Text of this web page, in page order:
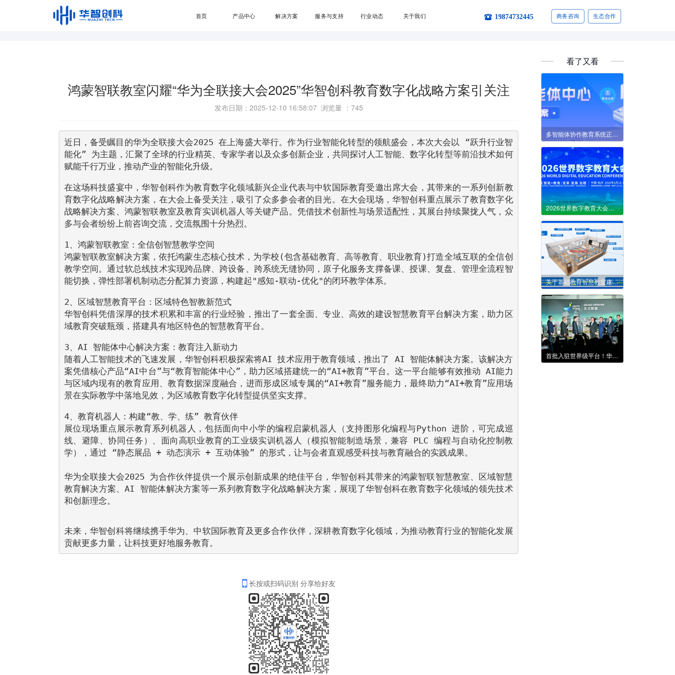
首页 产品中心 解决方案 服务与支持 行业动态 关于我们 19874732445 商务咨询 生态合作
鸿蒙智联教室闪耀“华为全联接大会2025”华智创科教育数字化战略方案引关注
发布日期：2025-12-10 16:58:07 浏览量 ： 745
近日，备受瞩目的华为全联接大会2025 在上海盛大举行。作为行业智能化转型的领航盛会，本次大会以 “跃升行业智
能化” 为主题，汇聚了全球的行业精英、专家学者以及众多创新企业，共同探讨人工智能、数字化转型等前沿技术如何
赋能千行万业，推动产业的智能化升级。
在这场科技盛宴中，华智创科作为教育数字化领域新兴企业代表与中软国际教育受邀出席大会，其带来的一系列创新教
育数字化战略解决方案，在大会上备受关注，吸引了众多参会者的目光。在大会现场，华智创科重点展示了教育数字化
战略解决方案、鸿蒙智联教室及教育实训机器人等关键产品。凭借技术创新性与场景适配性，其展台持续聚拢人气，众
多与会者纷纷上前咨询交流，交流氛围十分热烈。
1、鸿蒙智联教室：全信创智慧教学空间
鸿蒙智联教室解决方案，依托鸿蒙生态核心技术，为学校(包含基础教育、高等教育、职业教育)打造全域互联的全信创
教学空间。通过软总线技术实现跨品牌、跨设备、跨系统无缝协同，原子化服务支撑备课、授课、复盘、管理全流程智
能切换，弹性部署机制动态分配算力资源，构建起"感知-联动-优化"的闭环教学体系。
2、区域智慧教育平台：区域特色智教新范式
华智创科凭借深厚的技术积累和丰富的行业经验，推出了一套全面、专业、高效的建设智慧教育平台解决方案，助力区
域教育突破瓶颈，搭建具有地区特色的智慧教育平台。
3、AI 智能体中心解决方案：教育注入新动力
随着人工智能技术的飞速发展，华智创科积极探索将AI 技术应用于教育领域，推出了 AI 智能体解决方案。该解决方
案凭借核心产品“AI中台”与“教育智能体中心”，助力区域搭建统一的“AI+教育”平台。这一平台能够有效推动 AI能力
与区域内现有的教育应用、教育数据深度融合，进而形成区域专属的“AI+教育”服务能力，最终助力“AI+教育”应用场
景在实际教学中落地见效，为区域教育数字化转型提供坚实支撑。
4、教育机器人：构建“教、学、练” 教育伙伴
展位现场重点展示教育系列机器人，包括面向中小学的编程启蒙机器人（支持图形化编程与Python 进阶，可完成巡
线、避障、协同任务）、面向高职业教育的工业级实训机器人（模拟智能制造场景，兼容 PLC 编程与自动化控制教
学），通过 “静态展品 + 动态演示 + 互动体验” 的形式，让与会者直观感受科技与教育融合的实践成果。
华为全联接大会2025 为合作伙伴提供一个展示创新成果的绝佳平台，华智创科其带来的鸿蒙智联智慧教室、区域智慧
教育解决方案、AI 智能体解决方案等一系列教育数字化战略解决方案，展现了华智创科在教育数字化领域的领先技术
和创新理念。
未来，华智创科将继续携手华为、中软国际教育及更多合作伙伴，深耕教育数字化领域，为推动教育行业的智能化发展
贡献更多力量，让科技更好地服务教育。
长按或扫码识别 分享给好友
看了又看
多智能体协作教育系统正在改变什么？
2026世界数字教育大会｜华为：以“根技术”破解四大场景落地难题
关于基础教育智慧教室建设的实践与思考
首批入驻世界级平台！华智创科亮相港深创科园开业盛典